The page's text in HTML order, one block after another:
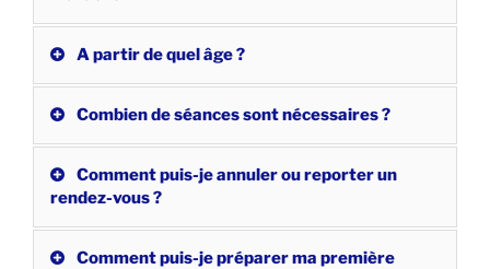
A partir de quel âge ?
Combien de séances sont nécessaires ?
Comment puis-je annuler ou reporter un
rendez-vous ?
Comment puis-je préparer ma première